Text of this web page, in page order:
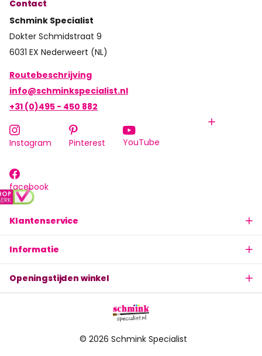
Klantenservice
Informatie
Openingstijden winkel
Contact
Schmink Specialist
Dokter Schmidstraat 9
6031 EX Nederweert (NL)
Routebeschrijving
info@schminkspecialist.nl
+31 (0)495 - 450 882
Instagram Pinterest YouTube
facebook
© 2026 Schmink Specialist